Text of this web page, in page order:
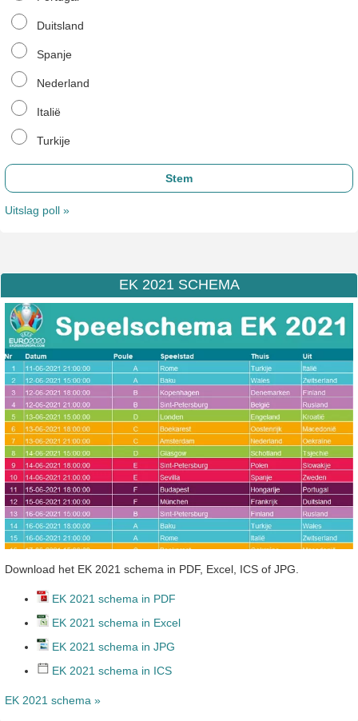
Duitsland
Spanje
Nederland
Italië
Turkije
Uitslag poll »
EK 2021 SCHEMA
Download het EK 2021 schema in PDF, Excel, ICS of JPG.
EK 2021 schema in PDF
EK 2021 schema in Excel
EK 2021 schema in JPG
EK 2021 schema in ICS
EK 2021 schema »